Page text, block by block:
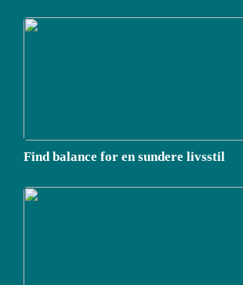
Find balance for en sundere livsstil